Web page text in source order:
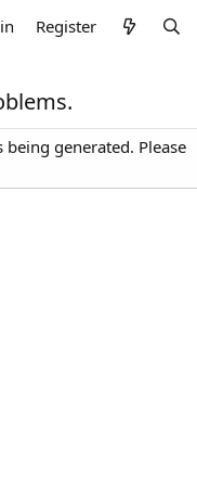
Register
generated. Please